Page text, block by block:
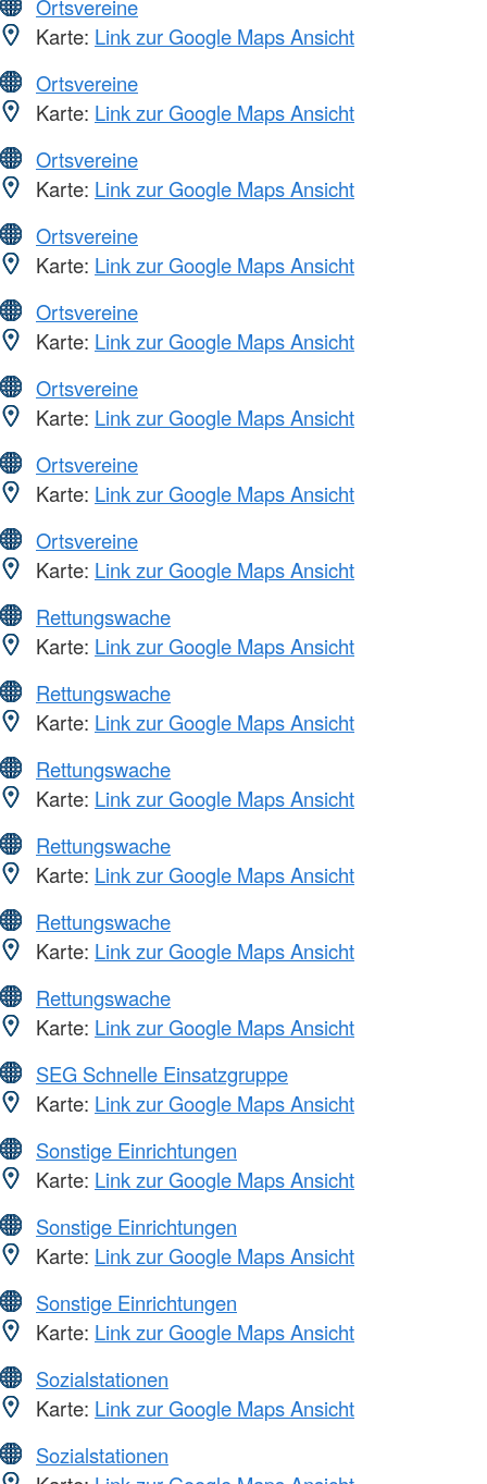
Ortsvereine
Karte: Link zur Google Maps Ansicht
Ortsvereine
Karte: Link zur Google Maps Ansicht
Ortsvereine
Karte: Link zur Google Maps Ansicht
Ortsvereine
Karte: Link zur Google Maps Ansicht
Ortsvereine
Karte: Link zur Google Maps Ansicht
Ortsvereine
Karte: Link zur Google Maps Ansicht
Ortsvereine
Karte: Link zur Google Maps Ansicht
Ortsvereine
Karte: Link zur Google Maps Ansicht
Rettungswache
Karte: Link zur Google Maps Ansicht
Rettungswache
Karte: Link zur Google Maps Ansicht
Rettungswache
Karte: Link zur Google Maps Ansicht
Rettungswache
Karte: Link zur Google Maps Ansicht
Rettungswache
Karte: Link zur Google Maps Ansicht
Rettungswache
Karte: Link zur Google Maps Ansicht
SEG Schnelle Einsatzgruppe
Karte: Link zur Google Maps Ansicht
Sonstige Einrichtungen
Karte: Link zur Google Maps Ansicht
Sonstige Einrichtungen
Karte: Link zur Google Maps Ansicht
Sonstige Einrichtungen
Karte: Link zur Google Maps Ansicht
Sozialstationen
Karte: Link zur Google Maps Ansicht
Sozialstationen